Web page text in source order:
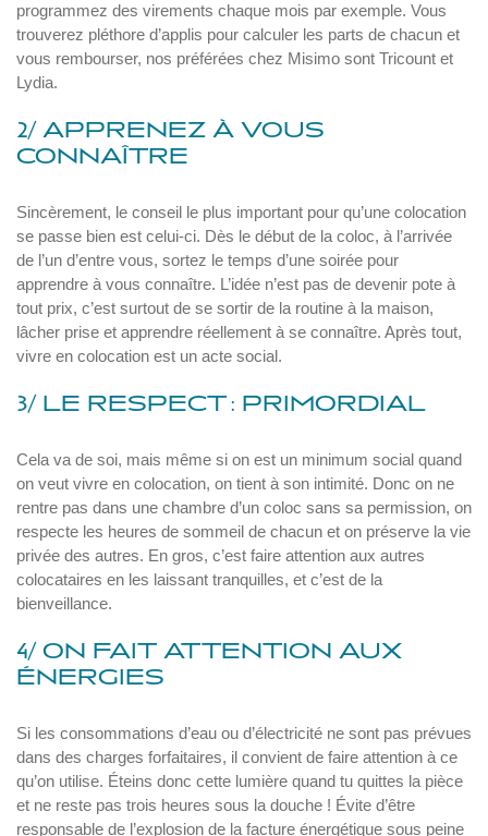
programmez des virements chaque mois par exemple. Vous
trouverez pléthore d’applis pour calculer les parts de chacun et
vous rembourser, nos préférées chez Misimo sont Tricount et
Lydia.
2/ APPRENEZ À VOUS
CONNAÎTRE
Sincèrement, le conseil le plus important pour qu’une colocation
se passe bien est celui-ci. Dès le début de la coloc, à l’arrivée
de l’un d’entre vous, sortez le temps d’une soirée pour
apprendre à vous connaître. L’idée n’est pas de devenir pote à
tout prix, c’est surtout de se sortir de la routine à la maison,
lâcher prise et apprendre réellement à se connaître. Après tout,
vivre en colocation est un acte social.
3/ LE RESPECT : PRIMORDIAL
Cela va de soi, mais même si on est un minimum social quand
on veut vivre en colocation, on tient à son intimité. Donc on ne
rentre pas dans une chambre d’un coloc sans sa permission, on
respecte les heures de sommeil de chacun et on préserve la vie
privée des autres. En gros, c’est faire attention aux autres
colocataires en les laissant tranquilles, et c’est de la
bienveillance.
4/ ON FAIT ATTENTION AUX
ÉNERGIES
Si les consommations d’eau ou d’électricité ne sont pas prévues
dans des charges forfaitaires, il convient de faire attention à ce
qu’on utilise. Éteins donc cette lumière quand tu quittes la pièce
et ne reste pas trois heures sous la douche ! Évite d’être
responsable de l’explosion de la facture énergétique sous peine